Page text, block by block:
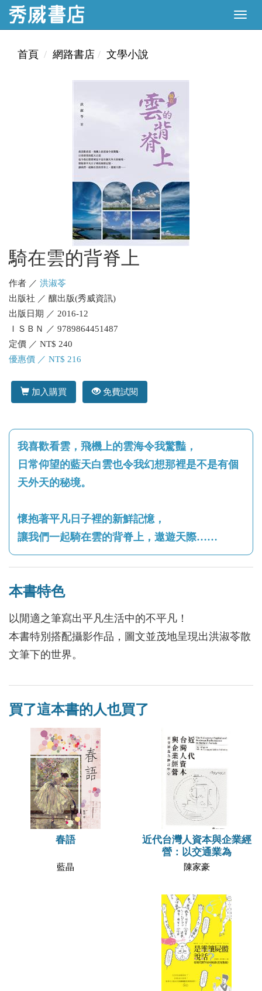
首頁 網路書店 文學小說
騎在雲的背脊上
作者 ／ 洪淑苓
出版社 ／ 釀出版(秀威資訊)
出版日期 ／ 2016-12
ＩＳＢＮ ／ 9789864451487
定價 ／ NT$ 240
優惠價 ／ NT$ 216
加入購買 免費試閱
我喜歡看雲，飛機上的雲海令我驚豔，
日常仰望的藍天白雲也令我幻想那裡是不是有個
天外天的秘境。
懷抱著平凡日子裡的新鮮記憶，
讓我們一起騎在雲的背脊上，遨遊天際……
本書特色
以閒適之筆寫出平凡生活中的不平凡！
本書特別搭配攝影作品，圖文並茂地呈現出洪淑苓散
文筆下的世界。
買了這本書的人也買了
春語
藍晶
近代台灣人資本與企業經
營：以交通業為
陳家豪